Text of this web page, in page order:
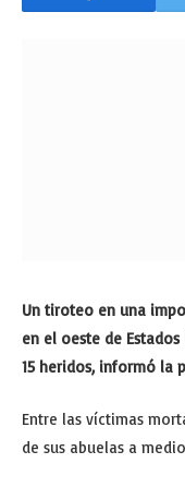
Un tiroteo en una
en el oeste de
15 heridos, informó la
Entre las víctimas
de sus abuelas a